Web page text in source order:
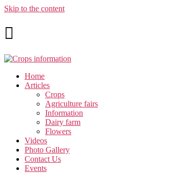
Skip to the content
Home
Articles
Crops
Agriculture fairs
Information
Dairy farm
Flowers
Videos
Photo Gallery
Contact Us
Events